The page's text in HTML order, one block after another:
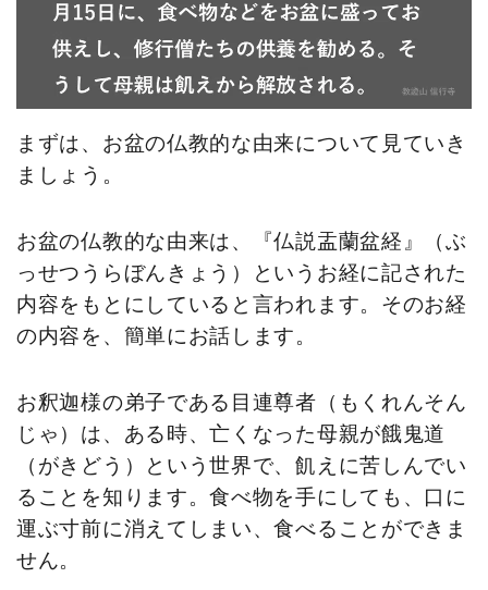
まずは、お盆の仏教的な由来について見ていき
ましょう。
お盆の仏教的な由来は、『仏説盂蘭盆経』（ぶ
っせつうらぼんきょう）というお経に記された
内容をもとにしていると言われます。そのお経
の内容を、簡単にお話します。
お釈迦様の弟子である目連尊者（もくれんそん
じゃ）は、ある時、亡くなった母親が餓鬼道
（がきどう）という世界で、飢えに苦しんでい
ることを知ります。食べ物を手にしても、口に
運ぶ寸前に消えてしまい、食べることができま
せん。